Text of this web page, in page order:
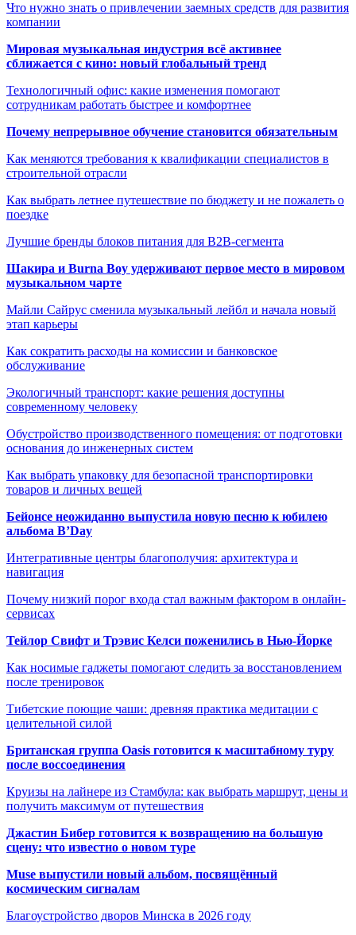
Что нужно знать о привлечении заемных средств для развития
компании
Мировая музыкальная индустрия всё активнее
сближается с кино: новый глобальный тренд
Технологичный офис: какие изменения помогают
сотрудникам работать быстрее и комфортнее
Почему непрерывное обучение становится обязательным
Как меняются требования к квалификации специалистов в
строительной отрасли
Как выбрать летнее путешествие по бюджету и не пожалеть о
поездке
Лучшие бренды блоков питания для B2B-сегмента
Шакира и Burna Boy удерживают первое место в мировом
музыкальном чарте
Майли Сайрус сменила музыкальный лейбл и начала новый
этап карьеры
Как сократить расходы на комиссии и банковское
обслуживание
Экологичный транспорт: какие решения доступны
современному человеку
Обустройство производственного помещения: от подготовки
основания до инженерных систем
Как выбрать упаковку для безопасной транспортировки
товаров и личных вещей
Бейонсе неожиданно выпустила новую песню к юбилею
альбома B’Day
Интегративные центры благополучия: архитектура и
навигация
Почему низкий порог входа стал важным фактором в онлайн-
сервисах
Тейлор Свифт и Трэвис Келси поженились в Нью-Йорке
Как носимые гаджеты помогают следить за восстановлением
после тренировок
Тибетские поющие чаши: древняя практика медитации с
целительной силой
Британская группа Oasis готовится к масштабному туру
после воссоединения
Круизы на лайнере из Стамбула: как выбрать маршрут, цены и
получить максимум от путешествия
Джастин Бибер готовится к возвращению на большую
сцену: что известно о новом туре
Muse выпустили новый альбом, посвящённый
космическим сигналам
Благоустройство дворов Минска в 2026 году